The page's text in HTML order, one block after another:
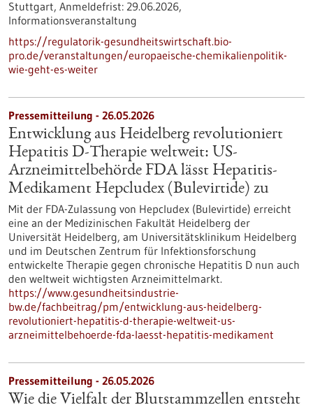
Stuttgart, Anmeldefrist: 29.06.2026,
Informationsveranstaltung
https://regulatorik-gesundheitswirtschaft.bio-
pro.de/veranstaltungen/europaeische-chemikalienpolitik-
wie-geht-es-weiter
Pressemitteilung - 26.05.2026
Entwicklung aus Heidelberg revolutioniert
Hepatitis D-Therapie weltweit: US-
Arzneimittelbehörde FDA lässt Hepatitis-
Medikament Hepcludex (Bulevirtide) zu
Mit der FDA-Zulassung von Hepcludex (Bulevirtide) erreicht
eine an der Medizinischen Fakultät Heidelberg der
Universität Heidelberg, am Universitätsklinikum Heidelberg
und im Deutschen Zentrum für Infektionsforschung
entwickelte Therapie gegen chronische Hepatitis D nun auch
den weltweit wichtigsten Arzneimittelmarkt.
https://www.gesundheitsindustrie-
bw.de/fachbeitrag/pm/entwicklung-aus-heidelberg-
revolutioniert-hepatitis-d-therapie-weltweit-us-
arzneimittelbehoerde-fda-laesst-hepatitis-medikament
Pressemitteilung - 26.05.2026
Wie die Vielfalt der Blutstammzellen entsteht